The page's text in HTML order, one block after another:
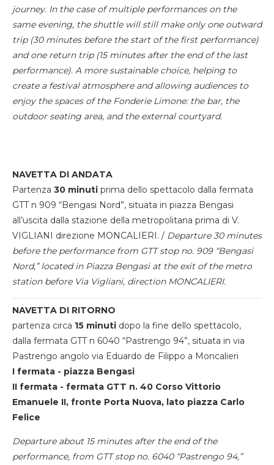
journey. In the case of multiple performances on the
same evening, the shuttle will still make only one outward
trip (30 minutes before the start of the first performance)
and one return trip (15 minutes after the end of the last
performance). A more sustainable choice, helping to
create a festival atmosphere and allowing audiences to
enjoy the spaces of the Fonderie Limone: the bar, the
outdoor seating area, and the external courtyard.
NAVETTA DI ANDATA
Partenza 30 minuti prima dello spettacolo dalla fermata
GTT n 909 “Bengasi Nord”, situata in piazza Bengasi
all’uscita dalla stazione della metropolitana prima di V.
VIGLIANI direzione MONCALIERI. / Departure 30 minutes
before the performance from GTT stop no. 909 “Bengasi
Nord,” located in Piazza Bengasi at the exit of the metro
station before Via Vigliani, direction MONCALIERI.
NAVETTA DI RITORNO
partenza circa 15 minuti dopo la fine dello spettacolo,
dalla fermata GTT n 6040 “Pastrengo 94”, situata in via
Pastrengo angolo via Eduardo de Filippo a Moncalieri
I fermata - piazza Bengasi
II fermata - fermata GTT n. 40 Corso Vittorio
Emanuele II, fronte Porta Nuova, lato piazza Carlo
Felice
Departure about 15 minutes after the end of the
performance, from GTT stop no. 6040 “Pastrengo 94,”